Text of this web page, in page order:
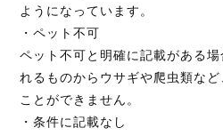
ようになっています。
・ペット不可
ペット不可と明確に記載がある
れるものからウサギや爬虫類な
ことができません。
・条件に記載なし